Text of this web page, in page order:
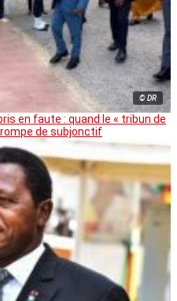
© DR
en faute : quand le « tribun de
de subjonctif